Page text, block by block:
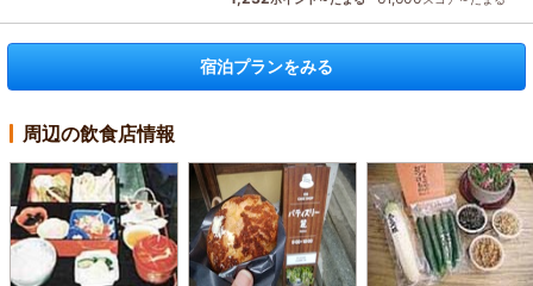
宿泊プランをみる
周辺の飲食店情報